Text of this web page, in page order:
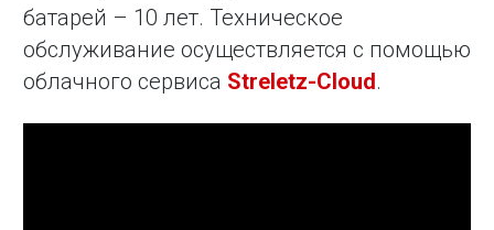
батарей – 10 лет. Техническое
обслуживание осуществляется с помощью
облачного сервиса Streletz-Cloud.